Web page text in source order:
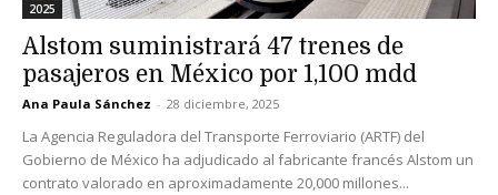
2025
Alstom suministrará 47 trenes de
pasajeros en México por 1,100 mdd
Ana Paula Sánchez - 28 diciembre, 2025
La Agencia Reguladora del Transporte Ferroviario (ARTF) del
Gobierno de México ha adjudicado al fabricante francés Alstom un
contrato valorado en aproximadamente 20,000 millones...